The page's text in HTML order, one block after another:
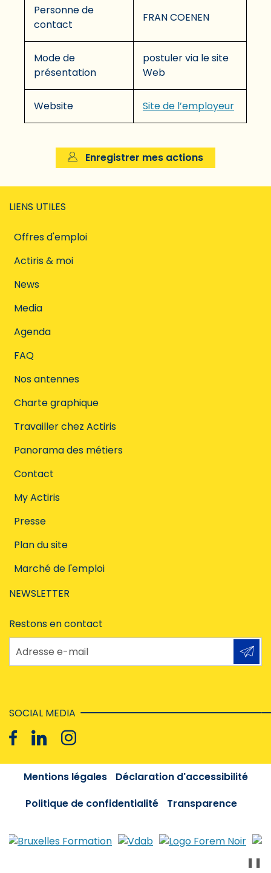
Personne de
contact
FRAN COENEN
Mode de
présentation
postuler via le site
Web
Website Site de l’employeur
Enregistrer mes actions
LIENS UTILES
Offres d'emploi
Actiris & moi
News
Media
Agenda
FAQ
Nos antennes
Charte graphique
Travailler chez Actiris
Panorama des métiers
Contact
My Actiris
Presse
Plan du site
Marché de l'emploi
NEWSLETTER
Restons en contact
Adresse e-mail
SOCIAL MEDIA
Mentions légales
Déclaration d'accessibilité
Politique de confidentialité
Transparence
❚❚